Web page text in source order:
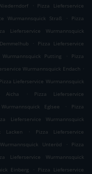
. Pizza Lieferservice
Wurmannsquick Straß .
Pizza
Lieferservice Wurmannsquick
.
Pizza Lieferservice
Putting .
Pizza
Wurmannsquick Endach .
Pizza Lieferservice Wurmannsquick
Aicha .
Pizza Lieferservice
Eglsee .
Pizza
Lieferservice Wurmannsquick
Lacken .
Pizza Lieferservice
Unteröd .
Pizza
Lieferservice Wurmannsquick
Einberg . Pizza Lieferservice